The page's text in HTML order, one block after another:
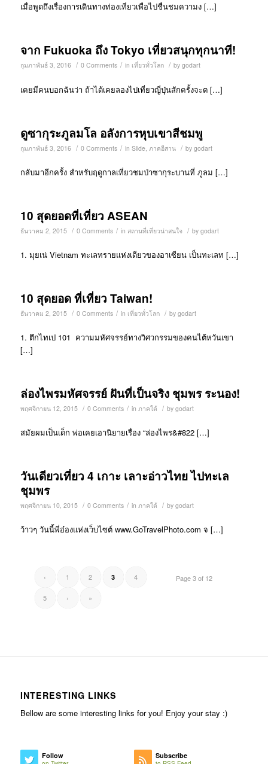
เมื่อพูดถึงเรื่องการเดินทางท่องเที่ยวเพื่อไปชื่นชมความง […]
จาก Fukuoka ถึง Tokyo เที่ยวสนุกทุกนาที!
กุมภาพันธ์ 3, 2016 / 0 Comments / in เที่ยวทั่วโลก / by godart
เคยมีคนบอกฉันว่า ถ้าได้เคยลองไปเที่ยวญี่ปุ่นสักครั้งจะต […]
ดูซากุระภูลมโล อลังการหุบเขาสีชมพู
กุมภาพันธ์ 3, 2016 / 0 Comments / in Slide, ภาคอีสาน / by godart
กลับมาอีกครั้ง สำหรับฤดูกาลเที่ยวชมป่าซากุระบานที่ ภูลม […]
10 สุดยอดที่เที่ยว ASEAN
ธันวาคม 2, 2015 / 0 Comments / in สถานที่เที่ยวน่าสนใจ / by godart
1. มุยเน่ Vietnam ทะเลทรายแห่งเดียวของอาเซียน เป็นทะเลท […]
10 สุดยอด ที่เที่ยว Taiwan!
ธันวาคม 2, 2015 / 0 Comments / in เที่ยวทั่วโลก / by godart
1. ตึกไทเป 101 ความมหัศจรรย์ทางวิศวกรรมของคนไต้หวันเขา
[…]
ล่องไพรมหัศจรรย์ ฝันที่เป็นจริง ชุมพร ระนอง!
พฤศจิกายน 12, 2015 / 0 Comments / in ภาคใต้ / by godart
สมัยผมเป็นเด็ก พ่อเคยเอานิยายเรื่อง “ล่องไพร&#822 […]
วันเดียวเที่ยว 4 เกาะ เลาะอ่าวไทย ไปทะเล
ชุมพร
พฤศจิกายน 10, 2015 / 0 Comments / in ภาคใต้ / by godart
ว้าวๆ วันนี้พี่อ๋องแห่งเว็บไซต์ www.GoTravelPhoto.com จ […]
Page 3 of 12
‹ 1 2 3 4
5 › »
INTERESTING LINKS
Bellow are some interesting links for you! Enjoy your stay :)
Follow Subscribe